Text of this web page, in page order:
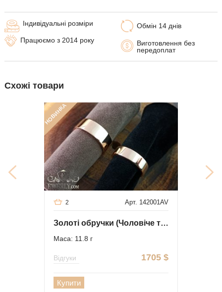
Обмін 14 днів
Виготовлення без
передоплат
Індивідуальні розміри
Працюємо з 2014 року
Схожі товари
НОВИНКА
Арт. 142001AV
2
Золоті обручки (Чоловіче та жіноче)
Маса: 11.8 г
1705 $
Відгуки
Купити